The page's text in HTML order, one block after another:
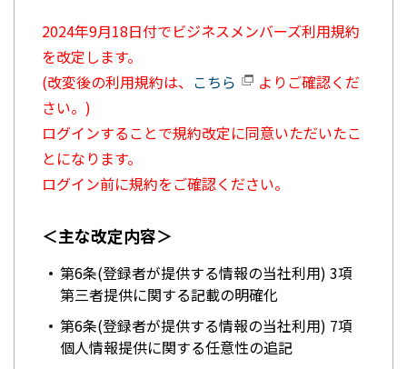
2024年9月18日付でビジネスメンバーズ利用規約
を改定します。
(改変後の利用規約は、 こちら
よりご確認くだ
さい。)
ログインすることで規約改定に同意いただいたこ
とになります。
ログイン前に規約をご確認ください。
＜主な改定内容＞
第6条(登録者が提供する情報の当社利用) 3項
第三者提供に関する記載の明確化
第6条(登録者が提供する情報の当社利用) 7項
個人情報提供に関する任意性の追記